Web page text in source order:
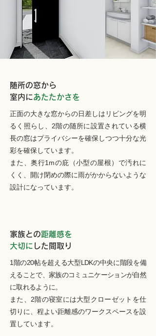
随所の窓から
室内にあたたかさを
正面の大きな窓からの日差しはリビングを明
るく照らし、2階の随所に設置されている横
長の窓はプライバシーを確保しつつ十分な光
彩を確保しています。
また、奥行1mの庇（小型の屋根）で汚れに
くく、開け閉めの際に雨がかからないような
設計になっています。
家族との距離感を
大切に した間取り
1階の20帖を超える大型LDKの中央に階段を備
えることで、家族のコミュニケーションが自然
に取れるように。
また、2階の寝室には大型クローゼットを仕
切りに、程よい距離感のワークスペースを設
置しています。